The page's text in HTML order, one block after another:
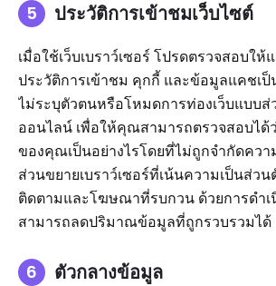
ประวัติการเข้าชมเว็บไซต์
เมื่อใช้เว็บเบราว์เซอร์ โปรดตรวจสอบให้
ประวัติการเข้าชม คุกกี้ และข้อมูลแคชเ
ไม่ระบุตัวตนหรือโหมดการท่องเว็บแบบส่
ออนไลน์ เพื่อให้คุณสามารถตรวจสอบไ
ของคุณเป็นอย่างไรโดยที่ไม่ถูกจำกัดควา
ส่วนขยายเบราว์เซอร์ที่เน้นความเป็นส่ว
ติดตามและโฆษณาที่รบกวน ด้วยการดำ
สามารถลดปริมาณข้อมูลที่ถูกรวบรวมได้
ตัวกลางข้อมูล